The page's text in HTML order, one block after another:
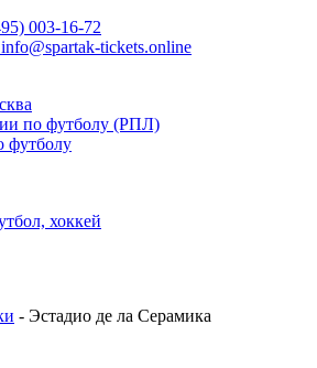
003-16-72
info@spartak-tickets.online
по футболу (РПЛ)
футболу
хоккей
- Эстадио де ла Серамика